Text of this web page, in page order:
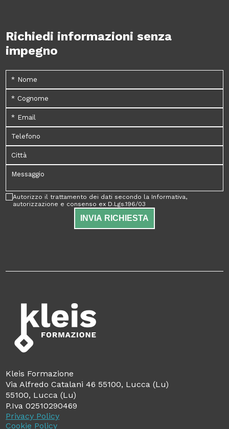
Richiedi informazioni senza
impegno
Autorizzo il trattamento dei dati secondo la Informativa,
autorizzazione e consenso ex D.Lgs.196/03
INVIA RICHIESTA
Kleis Formazione
Via Alfredo Catalani 46 55100, Lucca (Lu)
55100, Lucca (Lu)
P.Iva 02510290469
Privacy Policy
Cookie Policy